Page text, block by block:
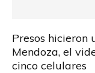
Presos hicieron
Mendoza, el
cinco celulares